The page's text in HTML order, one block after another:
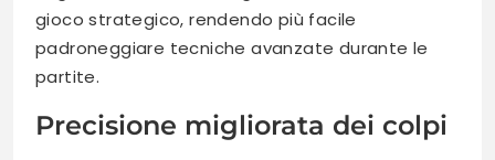
gioco strategico, rendendo più facile
padroneggiare tecniche avanzate durante le
partite.
Precisione migliorata dei colpi